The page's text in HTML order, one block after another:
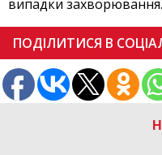
випадки захворювання.
ПОДІЛИТИСЯ В